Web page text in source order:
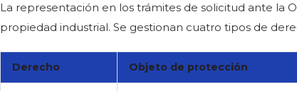
La representación en los trámites de solicitud ante la
propiedad industrial. Se gestionan cuatro tipos de
Derecho Objeto de protección